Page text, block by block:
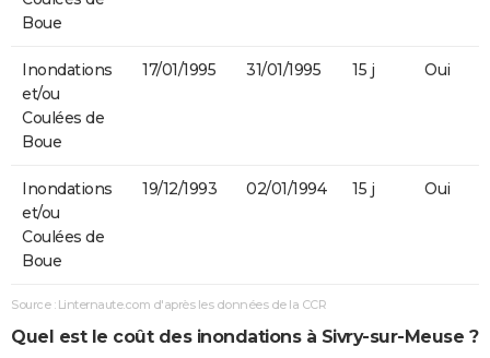
Boue
Inondations
et/ou
Coulées de
Boue
17/01/1995 31/01/1995 15 j Oui
Inondations
et/ou
Coulées de
Boue
19/12/1993 02/01/1994 15 j Oui
Source : Linternaute.com d'après les données de la CCR
Quel est le coût des inondations à Sivry-sur-Meuse ?